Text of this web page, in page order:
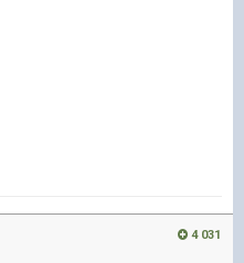
4 031